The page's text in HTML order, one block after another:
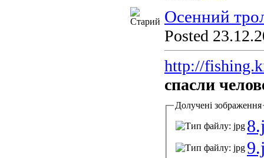
Осенний
Posted
http://
спасли
Долучені зображення